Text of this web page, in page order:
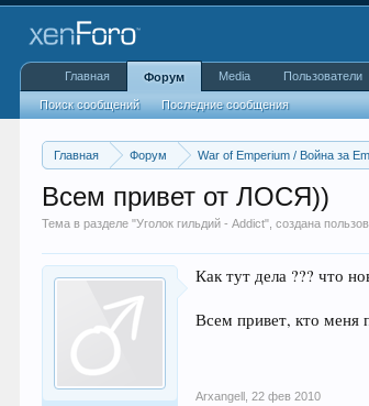
Главная Форум War of Emperium / Война за
Всем привет от ЛОСЯ))
Тема в разделе "Уголок гильдий - Addict", создана
Как тут дела ??? что
Всем привет, кто меня
Arxangell 22 фев 2010
Главная Форум
Поиск сообщений Последние сообщения
Media Пользователи